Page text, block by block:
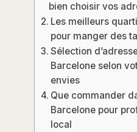
bien choisir vos
Les meilleurs
pour manger des
Sélection
Barcelone selon
envies
Que commander
Barcelone pour
local